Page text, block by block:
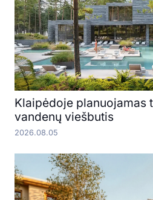
Klaipėdoje planuojamas
vandenų viešbutis
2026.08.05